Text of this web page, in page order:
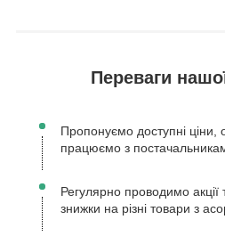
Переваги
Пропонуємо доступні ціни,
працюємо з
Регулярно проводимо
знижки на різні товари з